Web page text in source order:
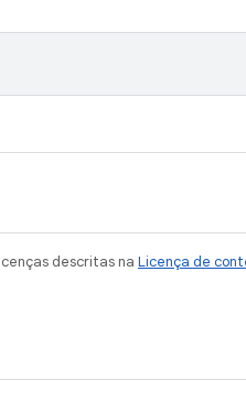
descritas na Licença de